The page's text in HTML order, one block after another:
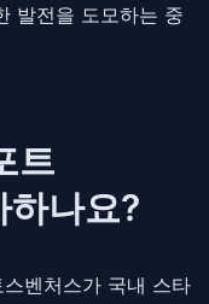
발전을 도모하는 중
트
나요?
벤처스가 국내 스타